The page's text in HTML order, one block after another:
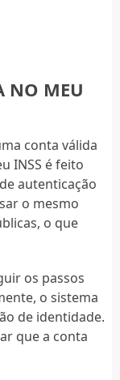
NO MEU
conta válida
INSS é feito
autenticação
o mesmo
o que
os passos
o sistema
de identidade.
que a conta